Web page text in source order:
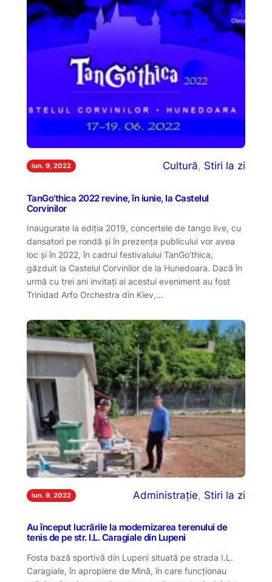
iun. 9, 2022 Cultură, Stiri la zi
TanGo’thica 2022 revine, în iunie, la Castelul
Corvinilor
Inaugurate la ediția 2019, concertele de tango live, cu
dansatori pe rondă și în prezența publicului vor avea
loc și în 2022, în cadrul festivalului TanGo’thica,
găzduit la Castelul Corvinilor de la Hunedoara. Dacă în
urmă cu trei ani invitați ai acestui eveniment au fost
Trinidad Arfo Orchestra din Kiev,…
iun. 9, 2022 Administrație, Stiri la zi
Au început lucrările la modernizarea terenului de
tenis de pe str. I.L. Caragiale din Lupeni
Fosta bază sportivă din Lupeni situată pe strada I.L.
Caragiale, în apropiere de Mină, în care funcționau